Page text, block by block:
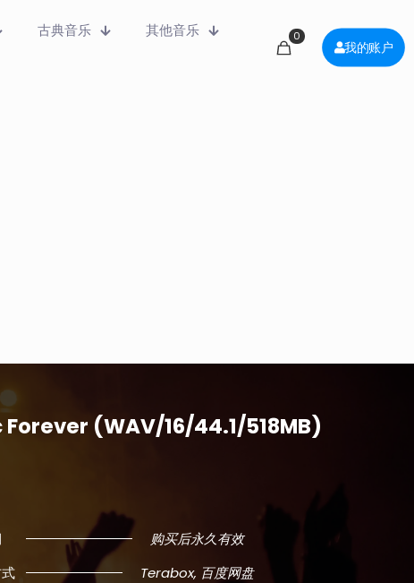
古典音乐
其他音乐
0
我的账户
Forever (WAV/16/44.1/518MB)
购买后永久有效
Terabox, 百度网盘